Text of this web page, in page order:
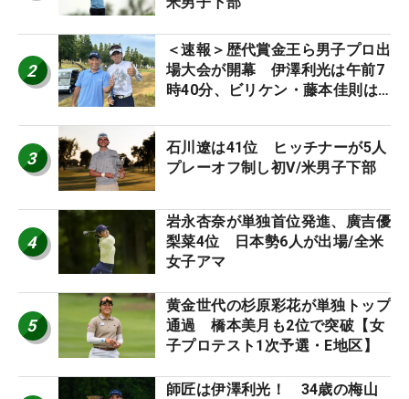
2
＜速報＞歴代賞金王ら男子プロ出
場大会が開幕 伊澤利光は午前7
時40分、ビリケン・藤本佳則は
STAGE JOYX OPEN】
3
石川遼は41位 ヒッチナーが5人
プレーオフ制し初V/米男子下部
4
岩永杏奈が単独首位発進、廣吉優
梨菜4位 日本勢6人が出場/全米
女子アマ
5
黄金世代の杉原彩花が単独トップ
通過 橋本美月も2位で突破【女
子プロテスト1次予選・E地区】
師匠は伊澤利光！ 34歳の梅山